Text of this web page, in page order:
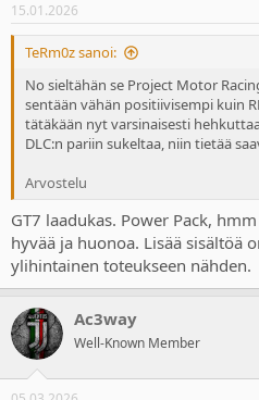
s
:
15.01.2026
TeRm0z sanoi:
No sieltähän se Project Motor
sentään vähän positiivisempi kuin
tätäkään nyt varsinaisesti
DLC:n pariin sukeltaa, niin tietää
Arvostelu
GT7 laadukas. Power Pack,
hyvää ja huonoa. Lisää sisältöä
ylihintainen toteukseen nähden.
Ac3way
Well-Known Member